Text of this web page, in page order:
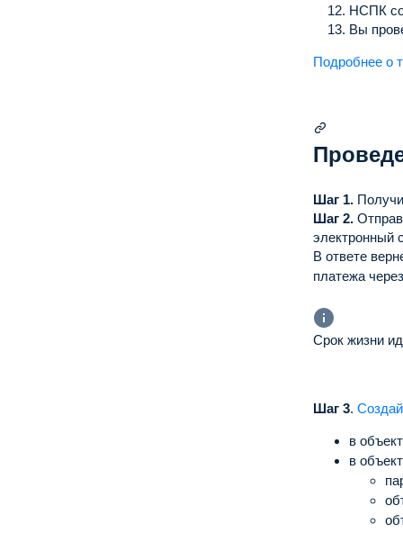
НСПК
Вы
Подробнее о
Шаг 1.
Шаг 2.
электронный
В ответе
платежа
Срок жизни
Шаг 3.
в
в